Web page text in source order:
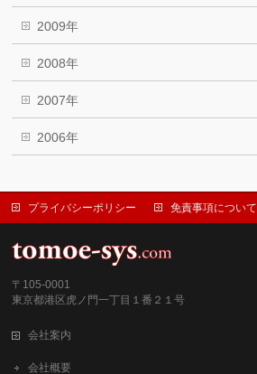
2009年
2008年
2007年
2006年
プライバシーポリシー 免責事項について
〒105-0001
東京都港区虎ノ門一丁目１番２１号
会社案内
会社概要